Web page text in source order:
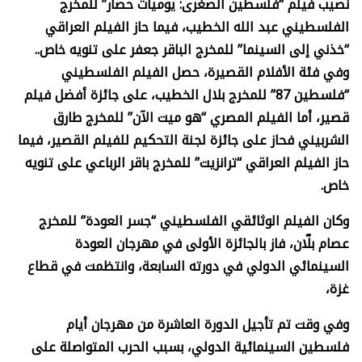
الفلسطيني عبد الله الخطيب، فيما حاز الفيلم العراقي
“خذني إلى السينما” للمخرج الباقر جعفر على تنويه خاص..
وفي فئة الأفلام القصيرة، حصل الفيلم الفلسطيني
“فلسطين 87” للمخرج بلال الخطيب، على جائزة أفضل فيلم
قصير، أما الفيلم المصري “هو ميت الآن” للمخرج طارق
الشربيني فحاز على جائزة لجنة التحكيم للفيلم القصير، فيما
حاز الفيلم العراقي “ترانزيت” للمخرج باقر الرباعي على تنويه
خاص.
وكان الفيلم الوثائقي الفلسطيني “جسر العودة” للمخرج
عصام بلّان، فاز بالجائزة الأولى في مهرجان العودة
السينمائي الدولي في دورته السابعة، وانتظمت في قطاع
غزة،
وفي وقت تم تأجيل الدورة العاشرة من مهرجان أيام
فلسطين السينمائية الدولي، بسبب الحرب المتواصلة على